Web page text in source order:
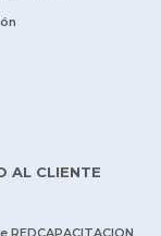
AL CLIENTE